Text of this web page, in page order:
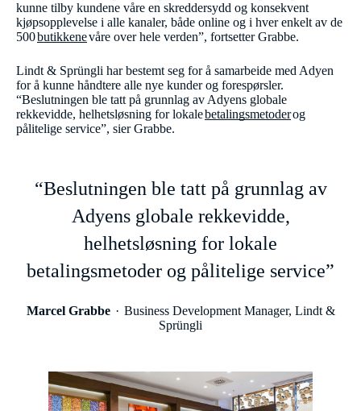
kunne tilby kundene våre en skreddersydd og konsekvent
kjøpsopplevelse i alle kanaler, både online og i hver enkelt av de
500butikkenevåre over hele verden”, fortsetter Grabbe.
Lindt & Sprüngli har bestemt seg for å samarbeide med Adyen
for å kunne håndtere alle nye kunder og forespørsler.
“Beslutningen ble tatt på grunnlag av Adyens globale
rekkevidde, helhetsløsning for lokalebetalingsmetoderog
pålitelige service”, sier Grabbe.
“Beslutningen ble tatt på grunnlag av
Adyens globale rekkevidde,
helhetsløsning for lokale
betalingsmetoder og pålitelige service”
Marcel Grabbe
Business Development Manager, Lindt &
Sprüngli